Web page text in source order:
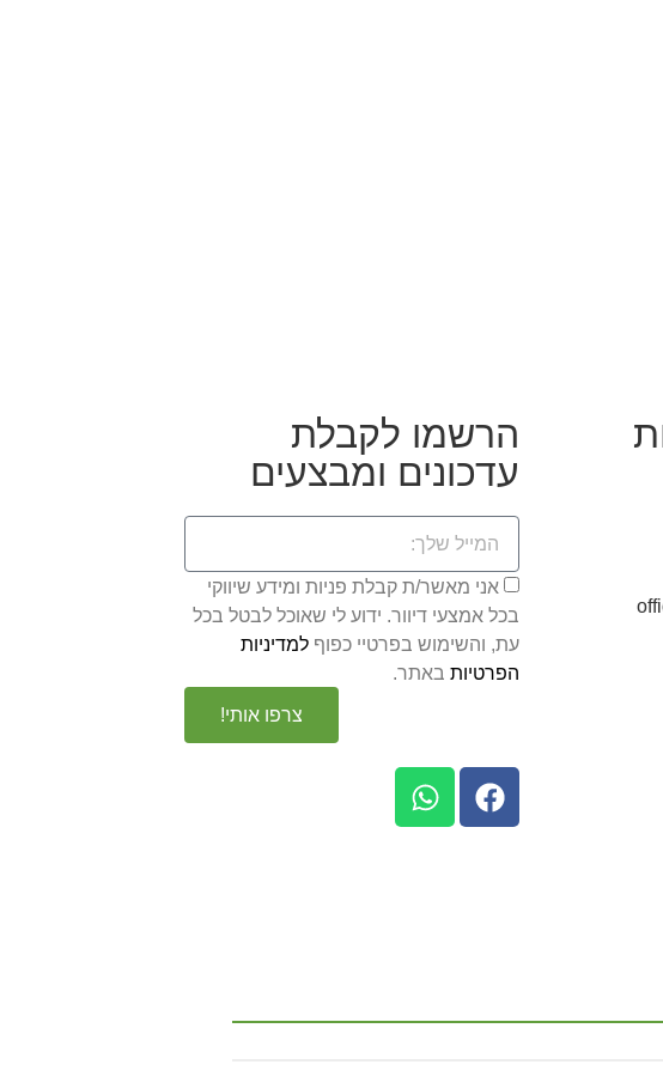
הרשמו לקבלת
עדכונים ומבצעים
אני מאשר/ת קבלת פניות ומידע שיווקי
בכל אמצעי דיוור. ידוע לי שאוכל לבטל בכל
עת, והשימוש בפרטיי כפוף למדיניות
הפרטיות באתר.
צרפו אותי!